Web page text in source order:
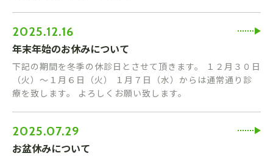
2025.12.16
年末年始のお休みについて
下記の期間を冬季の休診日とさせて頂きます。 １２月３０日
（火）〜１月６日（火） １月７日（水）からは通常通り診
療を致します。 よろしくお願い致します。
2025.07.29
お盆休みについて